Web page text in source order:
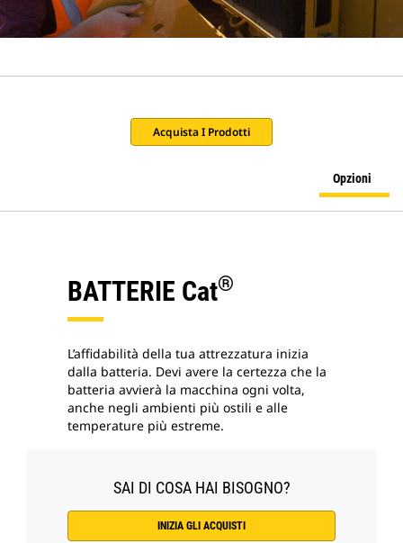
Acquista I Prodotti
Opzioni
BATTERIE Cat®
L’affidabilità della tua attrezzatura inizia
dalla batteria. Devi avere la certezza che la
batteria avvierà la macchina ogni volta,
anche negli ambienti più ostili e alle
temperature più estreme.
SAI DI COSA HAI BISOGNO?
INIZIA GLI ACQUISTI